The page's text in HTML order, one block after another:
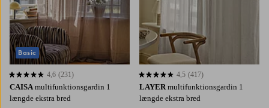
CAISA multifunktionsgardin 1
længde ekstra bred
4,6 baseret på 231 bedømmelser
4,6 (231)
Basic
LAYER multifunktionsgardin 1
længde ekstra bred
4,5 baseret på 417 bedømmelser
4,5 (417)